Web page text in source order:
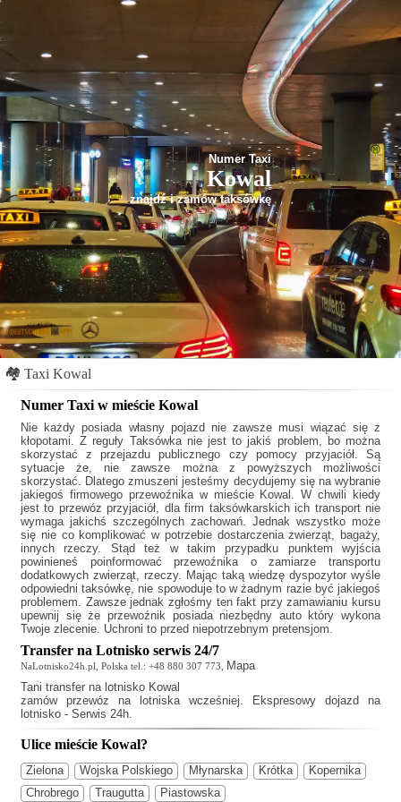
Numer Taxi
Kowal
znajdź i zamów taksówkę
🏘 Taxi Kowal
Numer Taxi w mieście Kowal
Nie każdy posiada własny pojazd nie zawsze musi wiązać się z
kłopotami. Z reguły Taksówka nie jest to jakiś problem, bo można
skorzystać z przejazdu publicznego czy pomocy przyjaciół. Są
sytuacje że, nie zawsze można z powyższych możliwości
skorzystać. Dlatego zmuszeni jesteśmy decydujemy się na wybranie
jakiegoś firmowego przewoźnika w mieście Kowal. W chwili kiedy
jest to przewóz przyjaciół, dla firm taksówkarskich ich transport nie
wymaga jakichś szczególnych zachowań. Jednak wszystko może
się nie co komplikować w potrzebie dostarczenia zwierząt, bagaży,
innych rzeczy. Stąd też w takim przypadku punktem wyjścia
powinieneś poinformować przewoźnika o zamiarze transportu
dodatkowych zwierząt, rzeczy. Mając taką wiedzę dyspozytor wyśle
odpowiedni taksówkę, nie spowoduje to w żadnym razie być jakiegoś
problemem. Zawsze jednak zgłośmy ten fakt przy zamawianiu kursu
upewnij się że przewoźnik posiada niezbędny auto który wykona
Twoje zlecenie. Uchroni to przed niepotrzebnym pretensjom.
Transfer na Lotnisko serwis 24/7
NaLotnisko24h.pl, Polska tel.: +48 880 307 773, Mapa
Tani transfer na lotnisko Kowal
zamów przewóz na lotniska wcześniej. Ekspresowy dojazd na
lotnisko - Serwis 24h.
Ulice mieście Kowal?
Zielona Wojska Polskiego Młynarska Krótka
Kopernika
Chrobrego
Traugutta Piastowska